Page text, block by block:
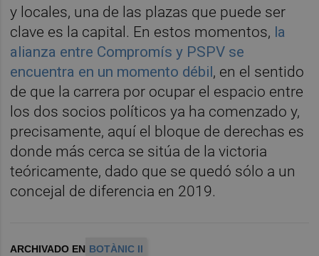
y locales, una de las plazas que puede ser
clave es la capital. En estos momentos, la
alianza entre Compromís y PSPV se
encuentra en un momento débil , en el sentido
de que la carrera por ocupar el espacio entre
los dos socios políticos ya ha comenzado y,
precisamente, aquí el bloque de derechas es
donde más cerca se sitúa de la victoria
teóricamente, dado que se quedó sólo a un
concejal de diferencia en 2019.
ARCHIVADO EN BOTÀNIC II